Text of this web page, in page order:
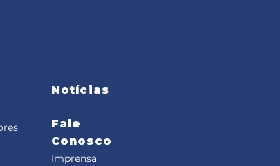
Notícias
Fale
Conosco
Imprensa